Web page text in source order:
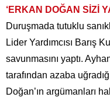
‘ERKAN DOĞAN SİZİ
Duruşmada tutuklu
Lider Yardımcısı Barış
savunmasını yaptı.
tarafından azaba
Doğan’ın argümanları